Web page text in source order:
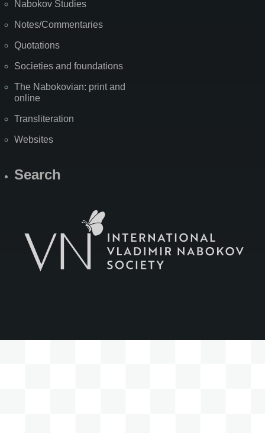
Nabokov Studies
Notes/Commentaries
Quotations
Societies and foundations
The Nabokovian: print and
online
Transliteration
Websites
Search